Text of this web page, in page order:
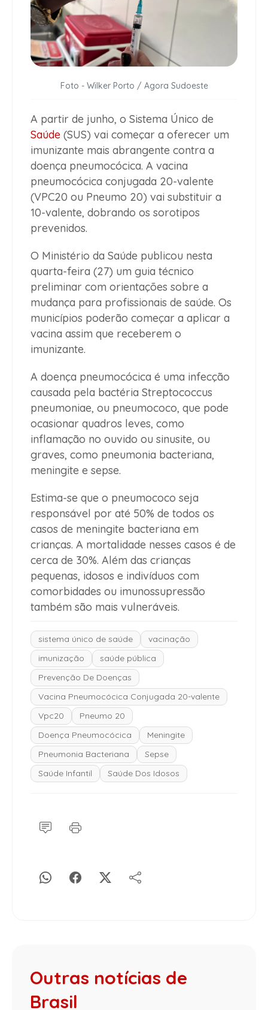
Foto - Wilker Porto / Agora Sudoeste
A partir de junho, o Sistema Único de
Saúde (SUS) vai começar a oferecer um
imunizante mais abrangente contra a
doença pneumocócica. A vacina
pneumocócica conjugada 20-valente
(VPC20 ou Pneumo 20) vai substituir a
10-valente, dobrando os sorotipos
prevenidos.
O Ministério da Saúde publicou nesta
quarta-feira (27) um guia técnico
preliminar com orientações sobre a
mudança para profissionais de saúde. Os
municípios poderão começar a aplicar a
vacina assim que receberem o
imunizante.
A doença pneumocócica é uma infecção
causada pela bactéria Streptococcus
pneumoniae, ou pneumococo, que pode
ocasionar quadros leves, como
inflamação no ouvido ou sinusite, ou
graves, como pneumonia bacteriana,
meningite e sepse.
Estima-se que o pneumococo seja
responsável por até 50% de todos os
casos de meningite bacteriana em
crianças. A mortalidade nesses casos é de
cerca de 30%. Além das crianças
pequenas, idosos e indivíduos com
comorbidades ou imunossupressão
também são mais vulneráveis.
sistema único de saúde
vacinação
imunização
saúde pública
Prevenção De Doenças
Vacina Pneumocócica Conjugada 20-valente
Vpc20
Pneumo 20
Doença Pneumocócica
Meningite
Pneumonia Bacteriana
Sepse
Saúde Infantil
Saúde Dos Idosos
Outras notícias de
Brasil